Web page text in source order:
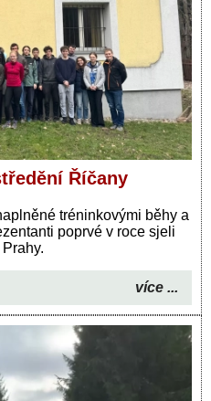
Říčany
tréninkovými běhy a
poprvé v roce sjeli
více ...